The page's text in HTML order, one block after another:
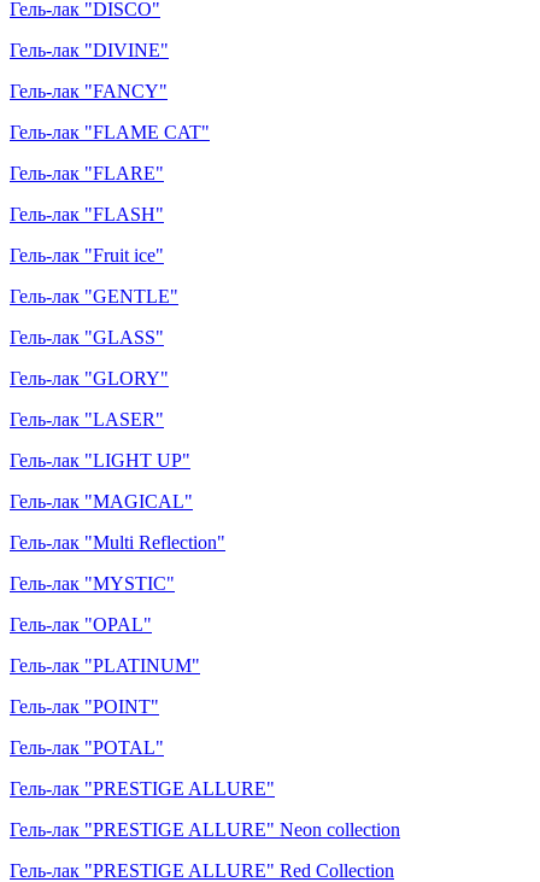
Гель-лак "DISCO"
Гель-лак "DIVINE"
Гель-лак "FANCY"
Гель-лак "FLAME CAT"
Гель-лак "FLARE"
Гель-лак "FLASH"
Гель-лак "Fruit ice"
Гель-лак "GENTLE"
Гель-лак "GLASS"
Гель-лак "GLORY"
Гель-лак "LASER"
Гель-лак "LIGHT UP"
Гель-лак "MAGICAL"
Гель-лак "Multi Reflection"
Гель-лак "MYSTIC"
Гель-лак "OPAL"
Гель-лак "PLATINUM"
Гель-лак "POINT"
Гель-лак "POTAL"
Гель-лак "PRESTIGE ALLURE"
Гель-лак "PRESTIGE ALLURE" Neon collection
Гель-лак "PRESTIGE ALLURE" Red Collection